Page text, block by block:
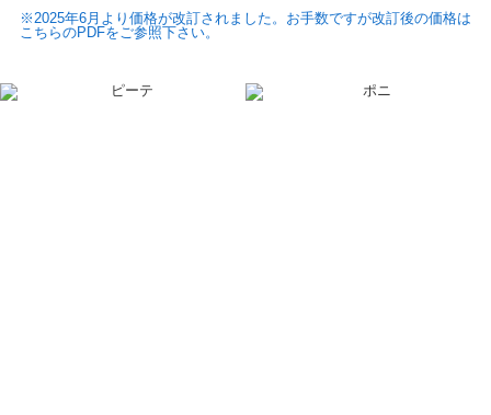
※2025年6月より価格が改訂されました。お手数ですが改訂後の価格は
こちらのPDFをご参照下さい。